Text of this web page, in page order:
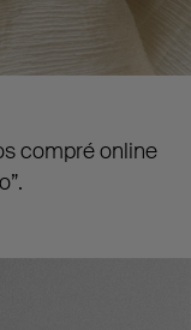
compré online